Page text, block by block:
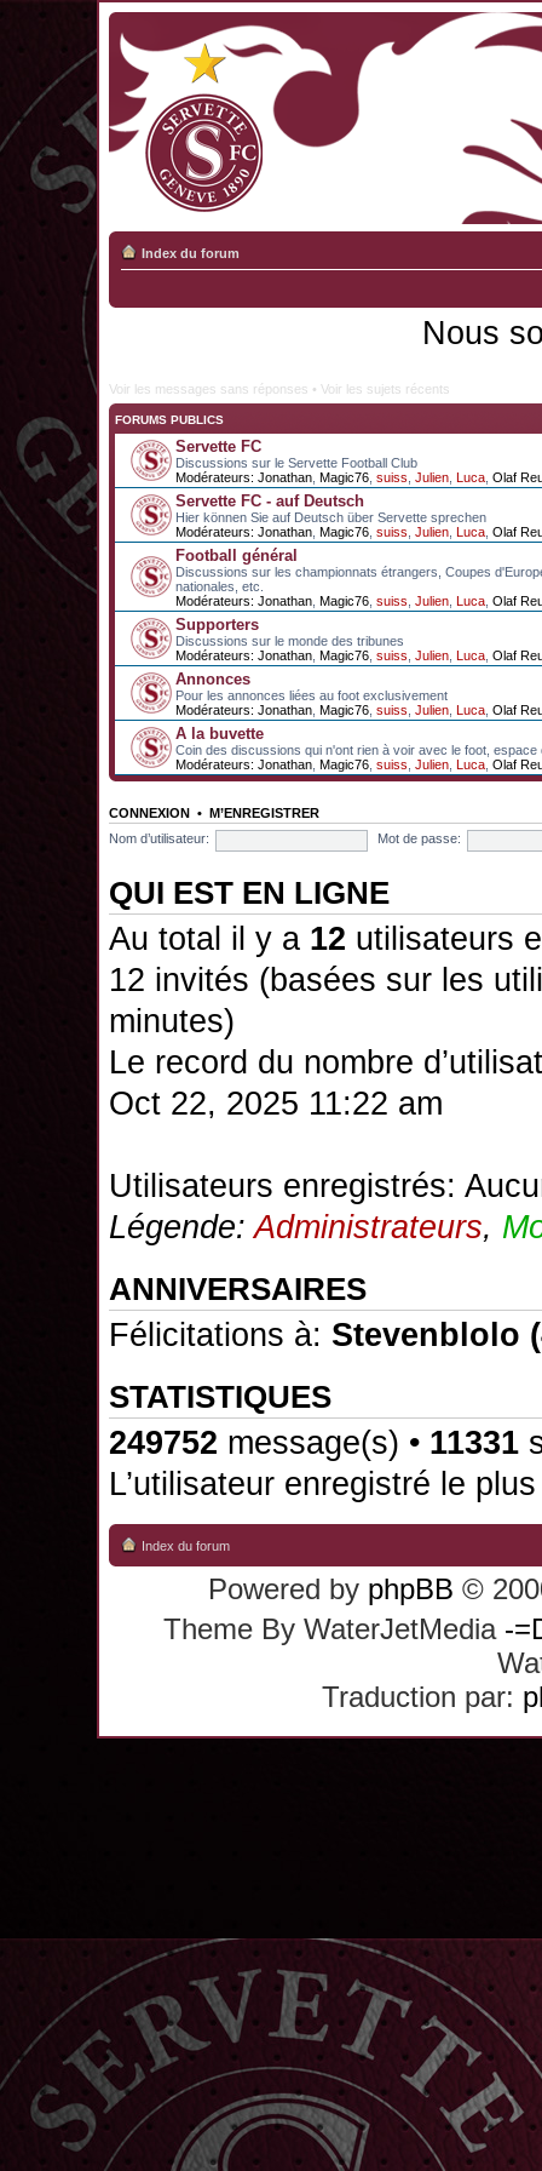
Index du forum
Nous
Voir les messages sans réponses • Voir les sujets récents
FORUMS PUBLICS
Servette FC
Discussions sur le Servette Football Club
Modérateurs: Jonathan Magic76 suiss Julien Luca Olaf
Servette FC - auf Deutsch
Hier können Sie auf Deutsch über Servette sprechen
Modérateurs: Jonathan Magic76 suiss Julien Luca Olaf
Football général
Discussions sur les championnats étrangers, Coupes
nationales, etc.
Modérateurs: Jonathan Magic76 suiss Julien Luca Olaf
Supporters
Discussions sur le monde des tribunes
Modérateurs: Jonathan Magic76 suiss Julien Luca Olaf
Annonces
Pour les annonces liées au foot exclusivement
Modérateurs: Jonathan Magic76 suiss Julien Luca Olaf
A la buvette
Coin des discussions qui n'ont rien à voir avec le foot, espace
Modérateurs: Jonathan Magic76 suiss Julien Luca Olaf
CONNEXION • M’ENREGISTRER
Nom d’utilisateur:
Mot de passe:
QUI EST EN LIGNE
Au total il y a 12 utilisateurs
12 invités (basées sur les
minutes)
Le record du nombre
Oct 22, 2025 11:22 am
Utilisateurs enregistrés:
Légende:Administrateurs,
ANNIVERSAIRES
Félicitations à: Stevenblolo
STATISTIQUES
249752 message(s) • 11331
L’utilisateur enregistré le
Index du forum
Powered by phpBB ©
Theme By WaterJetMedia -
Traduction par: